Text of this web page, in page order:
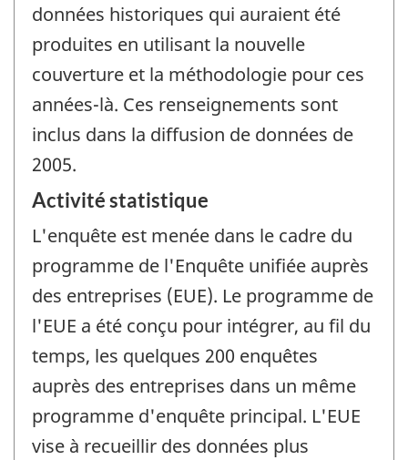
données historiques qui auraient été
produites en utilisant la nouvelle
couverture et la méthodologie pour ces
années-là. Ces renseignements sont
inclus dans la diffusion de données de
2005.
Activité statistique
L'enquête est menée dans le cadre du
programme de l'Enquête unifiée auprès
des entreprises (EUE). Le programme de
l'EUE a été conçu pour intégrer, au fil du
temps, les quelques 200 enquêtes
auprès des entreprises dans un même
programme d'enquête principal. L'EUE
vise à recueillir des données plus